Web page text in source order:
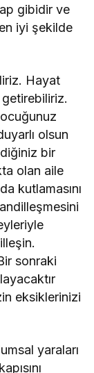
gibidir ve
iyi şekilde
Hayat
olsun
bir
olan aile
kutlamasını
sonraki
eksiklerinizi
yaraları